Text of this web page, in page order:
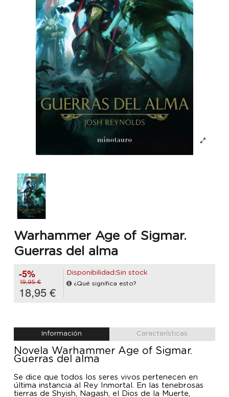
Warhammer Age of Sigmar.
Guerras del alma
-5%
19,95 €
18,95 €
Disponibilidad:Sin stock
¿Qué significa esto?
Información Características
Novela Warhammer Age of Sigmar.
Guerras del alma
Se dice que todos los seres vivos pertenecen en
última instancia al Rey Inmortal. En las tenebrosas
tierras de Shyish, Nagash, el Dios de la Muerte,